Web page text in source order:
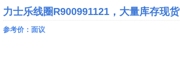
力士乐线圈R900991121，大量库存现货
参考价：面议